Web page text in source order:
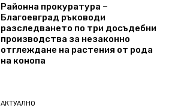
Районна прокуратура –
Благоевград ръководи
разследването по три досъдебни
производства за незаконно
отглеждане на растения от рода
на конопа
АКТУАЛНО